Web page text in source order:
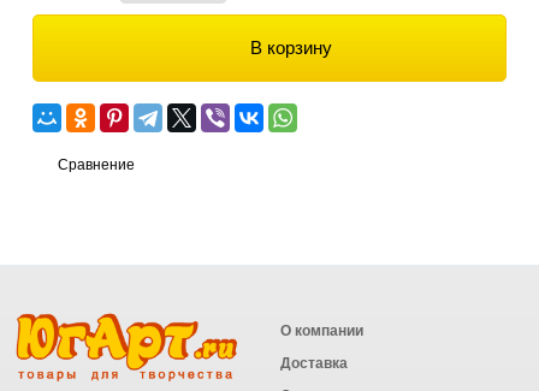
В корзину
Сравнение
О компании
Доставка